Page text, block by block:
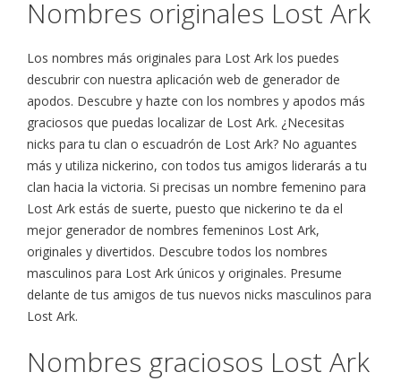
Nombres originales Lost Ark
Los nombres más originales para Lost Ark los puedes
descubrir con nuestra aplicación web de generador de
apodos. Descubre y hazte con los nombres y apodos más
graciosos que puedas localizar de Lost Ark. ¿Necesitas
nicks para tu clan o escuadrón de Lost Ark? No aguantes
más y utiliza nickerino, con todos tus amigos liderarás a tu
clan hacia la victoria. Si precisas un nombre femenino para
Lost Ark estás de suerte, puesto que nickerino te da el
mejor generador de nombres femeninos Lost Ark,
originales y divertidos. Descubre todos los nombres
masculinos para Lost Ark únicos y originales. Presume
delante de tus amigos de tus nuevos nicks masculinos para
Lost Ark.
Nombres graciosos Lost Ark